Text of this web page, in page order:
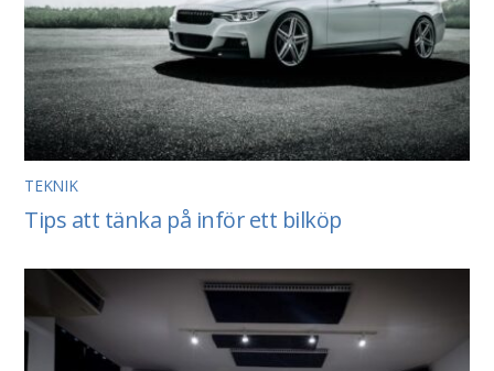
TEKNIK
Tips att tänka på inför ett bilköp